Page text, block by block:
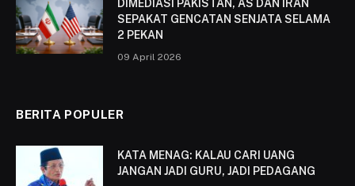
DIMEDIASI PAKISTAN, AS DAN IRAN
SEPAKAT GENCATAN SENJATA SELAMA
2 PEKAN
09 April 2026
BERITA POPULER
KATA MENAG: KALAU CARI UANG
JANGAN JADI GURU, JADI PEDAGANG